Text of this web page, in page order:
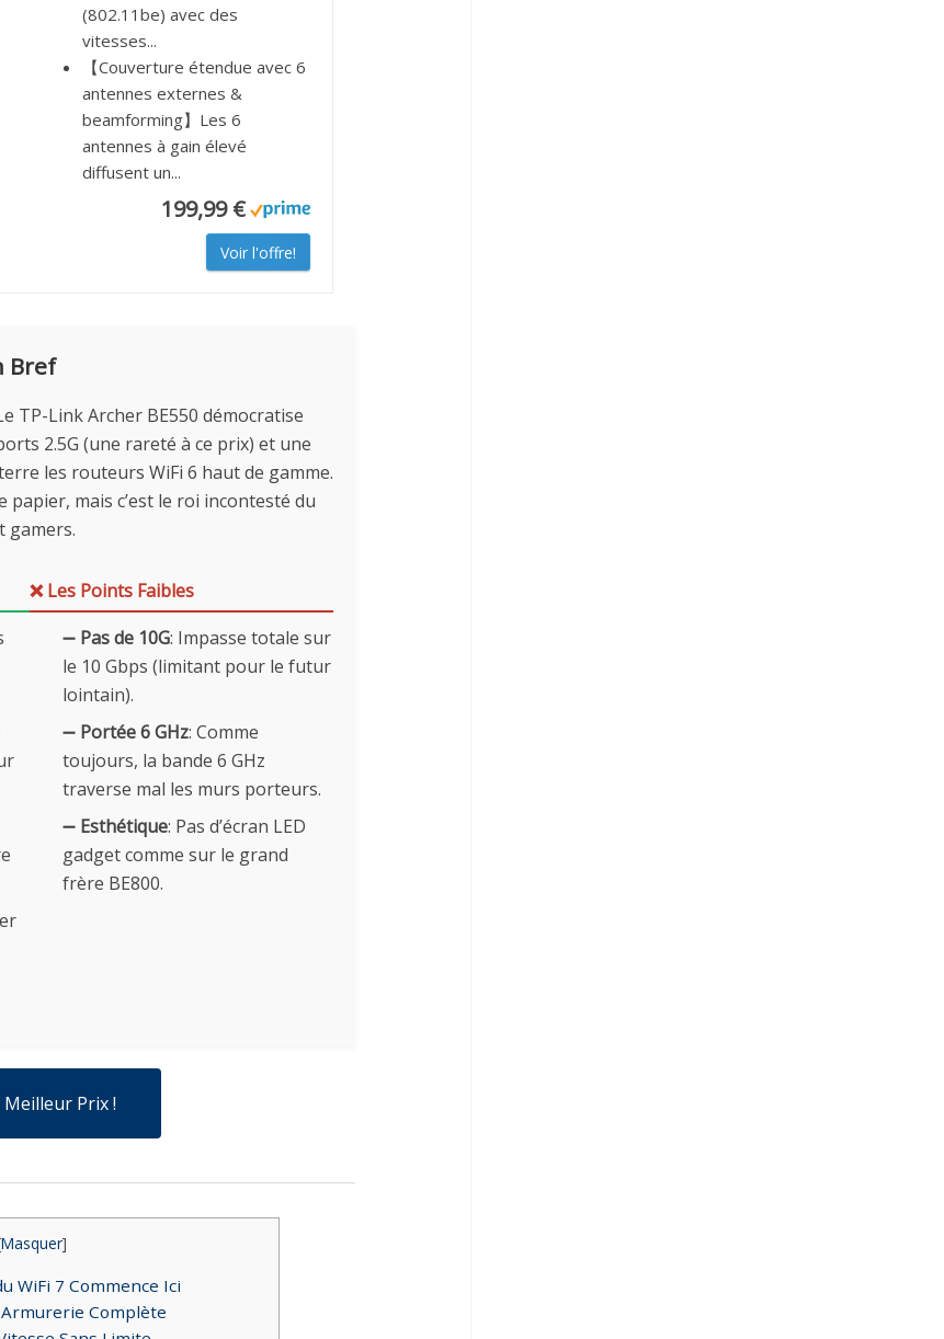
(802.11be) avec des
vitesses...
【Couverture étendue avec 6
antennes externes &
beamforming】Les 6
antennes à gain élevé
diffusent un...
199,99 €
Voir l'offre!
Bref
TP-Link Archer BE550 démocratise
2.5G (une rareté à ce prix) et une
les routeurs WiFi 6 haut de gamme.
papier, mais c’est le roi incontesté du
gamers.
❌ Les Points Faibles
➖ Pas de 10G: Impasse totale sur
le 10 Gbps (limitant pour le futur
lointain).
➖ Portée 6 GHz: Comme
toujours, la bande 6 GHz
traverse mal les murs porteurs.
➖ Esthétique: Pas d’écran LED
gadget comme sur le grand
frère BE800.
Prix !
Masquer]
WiFi 7 Commence Ici
Complète